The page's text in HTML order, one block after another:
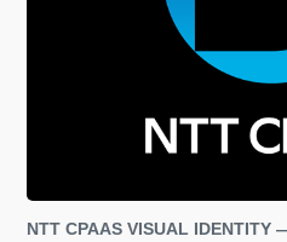
NTT CPAAS VISUAL IDENTITY